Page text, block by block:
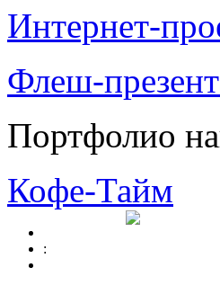
Интернет-
Флеш-
Портфолио
Кофе-Тайм
: